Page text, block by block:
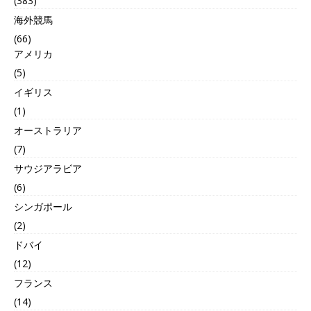
海外競馬
(66)
アメリカ
(5)
イギリス
(1)
オーストラリア
(7)
サウジアラビア
(6)
シンガポール
(2)
ドバイ
(12)
フランス
(14)